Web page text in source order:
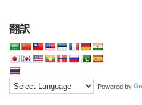
翻訳
Powered by